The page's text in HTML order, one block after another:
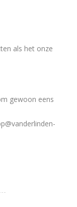
als het onze
gewoon eens